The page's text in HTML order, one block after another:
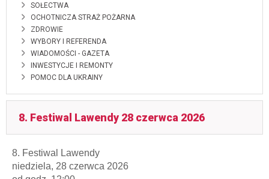
SOŁECTWA
OCHOTNICZA STRAŻ POŻARNA
ZDROWIE
WYBORY I REFERENDA
WIADOMOŚCI - GAZETA
INWESTYCJE I REMONTY
POMOC DLA UKRAINY
8. Festiwal Lawendy 28 czerwca 2026
8. Festiwal Lawendy
niedziela, 28 czerwca 2026